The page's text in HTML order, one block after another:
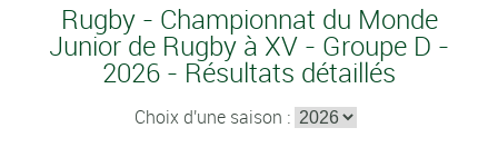
Rugby - Championnat du Monde
Junior de Rugby à XV - Groupe D -
2026 - Résultats détaillés
Choix d'une saison :